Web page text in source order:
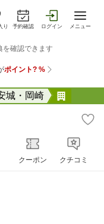
り 予約確認 ログイン メニュー
城・岡崎
クーポン クチコミ